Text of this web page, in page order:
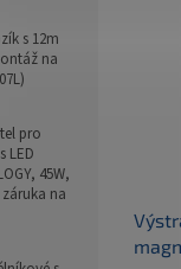
s 12m
na
pro
LED
45W,
na